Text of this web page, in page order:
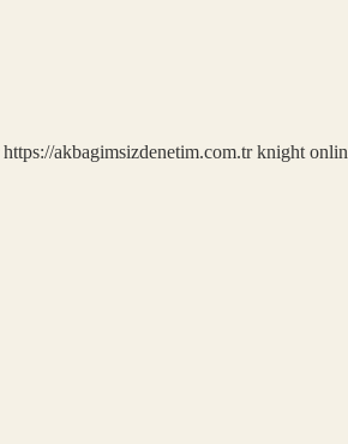
https://akbagimsizdenetim.com.tr knight